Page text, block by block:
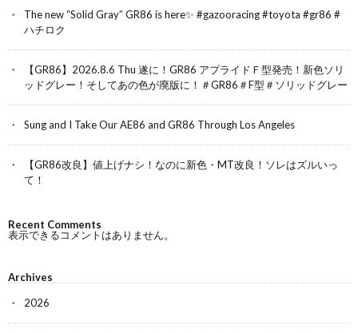
The new “Solid Gray” GR86 is here✨ #gazooracing #toyota #gr86 #
ハチロク
【GR86】2026.8.6 Thu 遂に！GR86 アプライドＦ型発売！新色ソリ
ッドグレー！そしてあの色が廃版に！＃GR86＃F型＃ソリッドグレー
Sung and I Take Our AE86 and GR86 Through Los Angeles
【GR86改良】値上げナシ！なのに新色・MT改良！ソレはズルいっ
て！
Recent Comments
表示できるコメントはありません。
Archives
2026